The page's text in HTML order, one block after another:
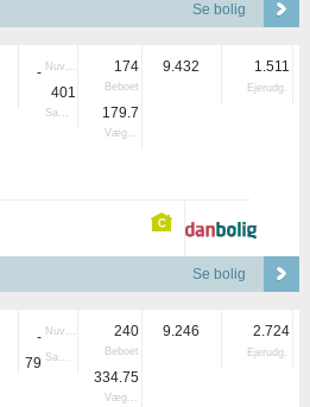
Se bolig
- Nuvær.
401
Samlet
174
Beboet
179.7
Vægtet
9.432 1.511
Ejerudg.
Se bolig
- Nuvær.
79 Samlet
240
Beboet
334.75
Vægtet
9.246 2.724
Ejerudg.